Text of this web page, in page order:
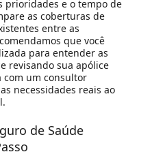
prioridades e o tempo de
as coberturas de
entre as
que você
para entender as
revisando sua apólice
com um consultor
necessidades reais ao
de Saúde